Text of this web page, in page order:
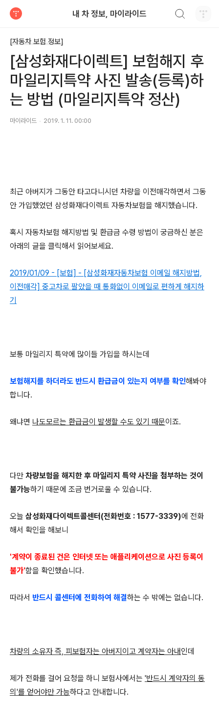
내 차 정보, 마이라이드
[자동차 보험 정보]
[삼성화재다이렉트] 보험해지 후
마일리지특약 사진 발송(등록)하
는 방법 (마일리지특약 정산)
마이라이드 2019. 1. 11. 00:00
최근 아버지가 그동안 타고다니시던 차량을 이전매각하면서 그동
안 가입했었던 삼성화재다이렉트 자동차보험을 해지했습니다.
혹시 자동차보험 해지방법 및 환급금 수령 방법이 궁금하신 분은
아래의 글을 클릭해서 읽어보세요.
2019/01/09 - [보험] - [삼성화재자동차보험 이메일 해지방법,
이전매각] 중고차로 팔았을 때 통화없이 이메일로 편하게 해지하
기
보통 마일리지 특약에 많이들 가입을 하시는데
보험해지를 하더라도 반드시 환급금이 있는지 여부를 확인해봐야
합니다.
왜냐면 나도모르는 환급금이 발생할 수도 있기 때문이죠.
다만 차량보험을 해지한 후 마일리지 특약 사진을 첨부하는 것이
불가능하기 때문에 조금 번거로울 수 있습니다.
오늘 삼성화재다이렉트콜센터(전화번호 : 1577-3339)에 전화
해서 확인을 해보니
'계약이 종료된 건은 인터넷 또는 애플리케이션으로 사진 등록이
불가'함을 확인했습니다.
따라서 반드시 콜센터에 전화하여 해결하는 수 밖에는 없습니다.
차량의 소유자 즉, 피보험자는 아버지이고 계약자는 아내인데
제가 전화를 걸어 요청을 하니 보험사에서는 '반드시 계약자의 동
의'를 얻어야만 가능하다고 안내합니다.